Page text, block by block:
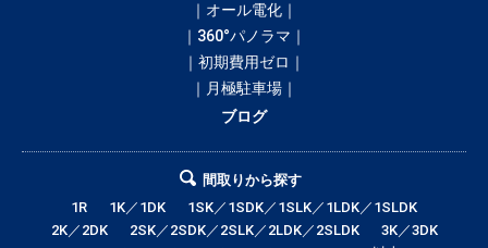
｜オール電化｜
｜360°パノラマ｜
｜初期費用ゼロ｜
｜月極駐車場｜
ブログ
間取りから探す
1R
1K／1DK
1SK／1SDK／1SLK／1LDK／1SLDK
2K／2DK
2SK／2SDK／2SLK／2LDK／2SLDK
3K／3DK